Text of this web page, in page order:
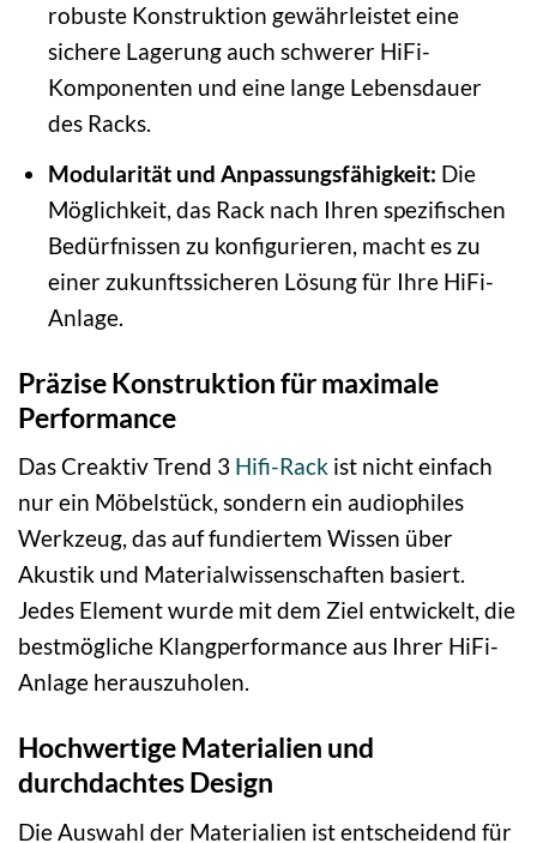
robuste Konstruktion gewährleistet eine
sichere Lagerung auch schwerer HiFi-
Komponenten und eine lange Lebensdauer
des Racks.
Modularität und Anpassungsfähigkeit: Die
Möglichkeit, das Rack nach Ihren spezifischen
Bedürfnissen zu konfigurieren, macht es zu
einer zukunftssicheren Lösung für Ihre HiFi-
Anlage.
Präzise Konstruktion für maximale
Performance
Das Creaktiv Trend 3 Hifi-Rack ist nicht einfach
nur ein Möbelstück, sondern ein audiophiles
Werkzeug, das auf fundiertem Wissen über
Akustik und Materialwissenschaften basiert.
Jedes Element wurde mit dem Ziel entwickelt, die
bestmögliche Klangperformance aus Ihrer HiFi-
Anlage herauszuholen.
Hochwertige Materialien und
durchdachtes Design
Die Auswahl der Materialien ist entscheidend für